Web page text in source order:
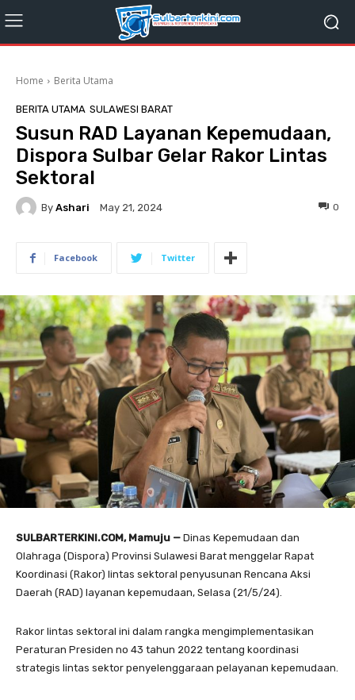
Home Berita Utama
BERITA UTAMA SULAWESI BARAT
Susun RAD Layanan Kepemudaan,
Dispora Sulbar Gelar Rakor Lintas
Sektoral
By Ashari May 21, 2024 0
Facebook Twitter
SULBARTERKINI.COM, Mamuju — Dinas Kepemudaan dan
Olahraga (Dispora) Provinsi Sulawesi Barat menggelar Rapat
Koordinasi (Rakor) lintas sektoral penyusunan Rencana Aksi
Daerah (RAD) layanan kepemudaan, Selasa (21/5/24).
Rakor lintas sektoral ini dalam rangka mengimplementasikan
Peraturan Presiden no 43 tahun 2022 tentang koordinasi
strategis lintas sektor penyelenggaraan pelayanan kepemudaan.